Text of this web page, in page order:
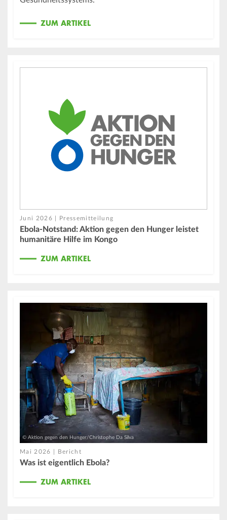
ZUM ARTIKEL
Juni 2026 | Pressemitteilung
Ebola-Notstand: Aktion gegen den Hunger leistet
humanitäre Hilfe im Kongo
ZUM ARTIKEL
© Aktion gegen den Hunger/Christophe Da Silva
Mai 2026 | Bericht
Was ist eigentlich Ebola?
ZUM ARTIKEL